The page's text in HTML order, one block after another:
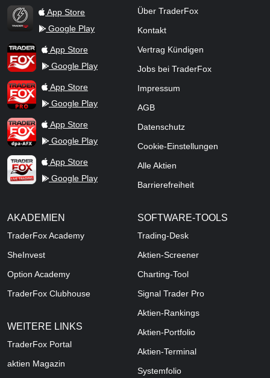
TraderFox Flash
App Store
Google Play
TraderFox AppApp Store
Google Play
TraderFox ProApp Store
Google Play
TraderFox dpa-AFX ProFeed
App Store
Google Play
TraderFox Live Trading
App Store
Google Play
Über TraderFox
Kontakt
Vertrag Kündigen
Jobs bei TraderFox
Impressum
AGB
Datenschutz
Cookie-Einstellungen
Alle Aktien
Barrierefreiheit
AKADEMIEN
TraderFox Academy
SheInvest
Option Academy
TraderFox Clubhouse
WEITERE LINKS
TraderFox Portal
aktien Magazin
SOFTWARE-TOOLS
Trading-Desk
Aktien-Screener
Charting-Tool
Signal Trader Pro
Aktien-Rankings
Aktien-Portfolio
Aktien-Terminal
Systemfolio